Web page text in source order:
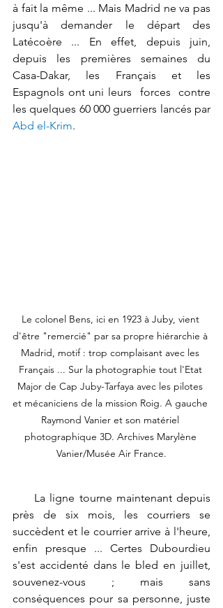
à fait la même ... Mais Madrid ne va pas
jusqu'à demander le départ des
Latécoère ... En effet, depuis juin,
depuis les premières semaines du
Casa-Dakar, les Français et les
Espagnols ont uni leurs  forces  contre
Abd el-Krim.
Le colonel Bens, ici en 1923 à Juby, vient
d'être "remercié" par sa propre hiérarchie à
Madrid, motif : trop complaisant avec les
Français ... Sur la photographie tout l'Etat
Major de Cap Juby-Tarfaya avec les pilotes
et mécaniciens de la mission Roig. A gauche
Raymond Vanier et son matériel
photographique 3D. Archives Marylène
Vanier/Musée Air France.
La ligne tourne maintenant depuis
près de six mois, les courriers se
succèdent et le courrier arrive à l'heure,
enfin presque ... Certes Dubourdieu
s'est accidenté dans le bled en juillet,
souvenez-vous ; mais sans
conséquences pour sa personne, juste